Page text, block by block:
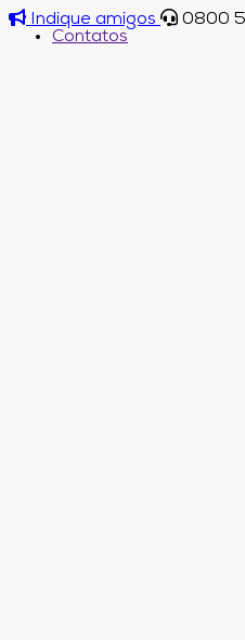
Indique amigos
0800
Contatos